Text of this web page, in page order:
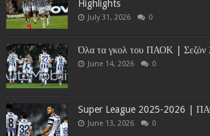
Highlights
July 31, 2026 0
Όλα τα γκολ του ΠΑΟΚ |
June 14, 2026 0
Super League 2025-2026 |
June 13, 2026 0